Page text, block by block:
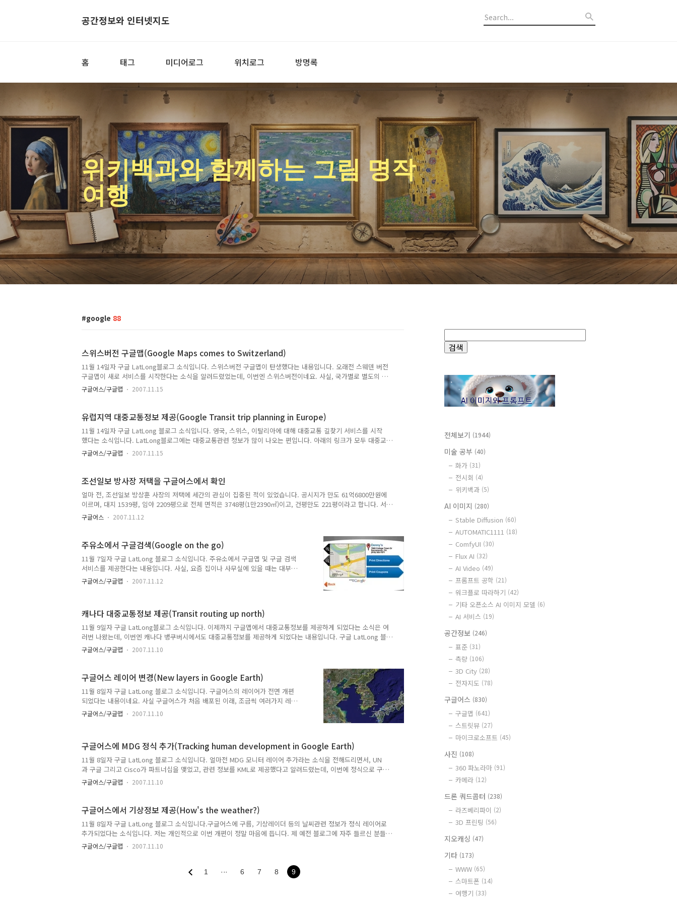
공간정보와 인터넷지도
홈 태그 미디어로그 위치로그 방명록
위키백과와 함께하는 그림 명작
여행
google 88
스위스버전 구글맵(Google Maps comes to Switzerland)
11월 14일자 구글 LatLong블로그 소식입니다. 스위스버전 구글맵이 탄생했다는 내용입니다. 오래전 스웨덴 버전
구글맵이 새로 서비스를 시작한다는 소식을 알려드렸었는데, 이번엔 스위스버전이네요. 사실, 국가별로 별도의 버
전이 존재하는 것은 영어버전 구글맵, 스웨덴 버전 구글맵, 일본판 구글맵, 독일 구글맵, 중국버전 구글맵등 여러
가지가 있습니다. 바로 전에 포스트한 내용에는 스위스 전 지역에 대중교통정보까지 제공한다고 했으니 스위스는
버스정류장을 클릭했을 때 나타나는 정보입니다. 보시는 것처럼, 어떤 노선이 지나가는지, 도착예정시간이 언제인
지 등의 정보가 상세히 들어 있습니다. 그런데, 구글어스 ..
구글어스/구글맵 2007.11.15
유럽지역 대중교통정보 제공(Google Transit trip planning in Europe)
11월 14일자 구글 LatLong 블로그 소식입니다. 영국, 스위스, 이탈리아에 대해 대중교통 길찾기 서비스를 시작
했다는 소식입니다. LatLong블로그에는 대중교통관련 정보가 많이 나오는 편입니다. 아래의 링크가 모두 대중교
통관련 정보입니다. 다만, 이번엔 유럽에서 대중교통정보를 제공하는 것은 이번이 처음입니다. 10. 샌디에고 및 르
노지역 대중교통정보 제공(Transit Directions in San Diego and Reno) 15. 대중교통정보 제공!(Hop on the
교통정보 정식서비스 개시(Google Transit Graduates ..
구글어스/구글맵 2007.11.15
조선일보 방사장 저택을 구글어스에서 확인
얼마 전, 조선일보 방상훈 사장의 저택에 세간의 관심이 집중된 적이 있었습니다. 공시지가 만도 61억6800만원에
이르며, 대지 1539평, 임야 2209평으로 전체 면적은 3748평(1만2390㎡)이고, 건평만도 221평이라고 합니다. 서
울시청의 한 관계자에 따르면 "서울시내 개인주택 중 최대규모일 것"이라고 했다고 합니다. 또, 지난 2001년 기
자가 흑석동 저택 일대를 답사한 후 보도한 기사에 따르면, "높은 벽과 울창한 숲으로 둘러싸여 거대한 성과 같은
한다"고 적었답니다. 아래는 그 유명한 조선일보 사장집의 사진입니다. (via 오마이뉴스) 저는 저 기사를 보면서
저 집이 어디쯤 있는지가..
구글어스 2007.11.12
주유소에서 구글검색(Google on the go)
11월 7일자 구글 LatLong 블로그 소식입니다. 주유소에서 구글맵 및 구글 검색
서비스를 제공한다는 내용입니다. 사실, 요즘 집이나 사무실에 있을 때는 대부분
인터넷에 연결할 수 있기 때문에 간단히 마우스를 몇번만 클릭하면 원하는 정보
를 찾을 수 있지만, 집밖에 나서면 무선인터넷이 연결되는 지역에 노트북같은 기
Gilbarco의 보도자료에 따르면, "운전석에 앉아서 노트북 등으로 검색을 하거
나, 사람들에게 길을 묻는 것보다 훨씬 안전"할 것이라고 이야기하고 있습니다.
이런 면에서 주유소를 통해 관련정보에 접근할 수 있다면 아주 편리할 것 같습니
다. 예..
구글어스/구글맵 2007.11.12
캐나다 대중교통정보 제공(Transit routing up north)
11월 9일자 구글 LatLong블로그 소식입니다. 이제까지 구글맵에서 대중교통정보를 제공하게 되었다는 소식은 여
러번 나왔는데, 이번엔 캐나다 뱅쿠버시에서도 대중교통정보를 제공하게 되었다는 내용입니다. 구글 LatLong 블
로그에 그간 나온 대중교통정보 관련 소식은 다음과 같습니다. 10. 샌디에고 및 르노지역 대중교통정보 제공
(Transit Directions in San Diego and Reno) 15. 대중교통정보 제공!(Hop on the bus, Gus. Or the train.
(Google Transit Graduates from Labs) 이중에서 맨 아..
구글어스/구글맵 2007.11.10
구글어스 레이어 변경(New layers in Google Earth)
11월 8일자 구글 LatLong 블로그 소식입니다. 구글어스의 레이어가 전면 개편
되었다는 내용이네요. 사실 구글어스가 처음 배포된 이래, 조금씩 여러가지 레이
어가 추가되다보니, 약간 무질서하기도 하고, 너무 길이가 길어서 찾기 힘들었었
는데, 이번 개편으로 상당히 깨끗하게 정리된 것 같습니다. 자세한 내용은 아래
라의 국가이름은 영어와 함께 한국어로도 표시되는 것입니다. 아래 그림을 보면
노란색으로 대한민국 및 북한이 표시되어 있음을 보실 수 있습니다. ====
http://google-latlong.blogspot.com/2007/11/new-layer..
구글어스/구글맵 2007.11.10
구글어스에 MDG 정식 추가(Tracking human development in Google Earth)
11월 8일자 구글 LatLong 블로그 소식입니다. 얼마전 MDG 모니터 레이어 추가라는 소식을 전해드리면서, UN
과 구글 그리고 Cisco가 파트너십을 맺었고, 관련 정보를 KML로 제공했다고 알려드렸는데, 이번에 정식으로 구
글어스의 레이어로 채택되었다는 내용입니다. 바로앞 소식도, 그리고 바로 다음 소식도 레이어 변경에 관한 소식
이므로, 기술적으로는 별로 드릴 말씀은 없습니다. 그래도 아래 글을 읽어보시고 새천년 개발목표(MDG :
이콘을 클릭했을 때 나타나는 내용입니다. 이쪽을 캡쳐한 것은 북한에 아무런 정보가 등록되어 있지 않다는 걸 보
여드리고 싶었기 때문이었습니다. ..
구글어스/구글맵 2007.11.10
구글어스에서 기상정보 제공(How's the weather?)
11월 8일자 구글 LatLong 블로그 소식입니다.구글어스에 구름, 기상레이더 등의 날씨관련 정보가 정식 레이어로
추가되었다는 소식입니다. 저는 개인적으로 이번 개편이 정말 마음에 듭니다. 제 예전 블로그에 자주 들르신 분들
이라면 8월초에 작성한 아름다운 지구와 실시간 구름영상(Blue Marble)이라는 글을 기억하실지 모르겠는데요, 그
때 제가 실시간 구름 영상을 보며 상당히 감탄했던 것을 기억하실 수 있을 것이입니다. 이제 실시간 구름영상이
알수 있게 된 것입니다. (아래는 블루마블을 띄웠을 때의 영상입니다.) 다만 몇가지 아쉬운 점이라면.... 우선 블루
구글어스/구글맵 2007.11.10
1 ··· 6 7 8 9
전체보기 (1944)
미술 공부 (40)
화가 (31)
전시회 (4)
위키백과 (5)
AI 이미지 (280)
Stable Diffusion (60)
AUTOMATIC1111 (18)
ComfyUI (30)
Flux AI (32)
AI Video (49)
프롬프트 공학 (21)
워크플로 따라하기 (42)
기타 오픈소스 AI 이미지 모델 (6)
AI 서비스 (19)
공간정보 (246)
표준 (31)
측량 (106)
3D City (28)
전자지도 (78)
구글어스 (830)
구글맵 (641)
스트릿뷰 (27)
마이크로소프트 (45)
사진 (108)
360 파노라마 (91)
카메라 (12)
드론 쿼드콥터 (238)
라즈베리파이 (2)
3D 프린팅 (56)
지오캐싱 (47)
기타 (173)
WWW (65)
스마트폰 (14)
여행기 (33)